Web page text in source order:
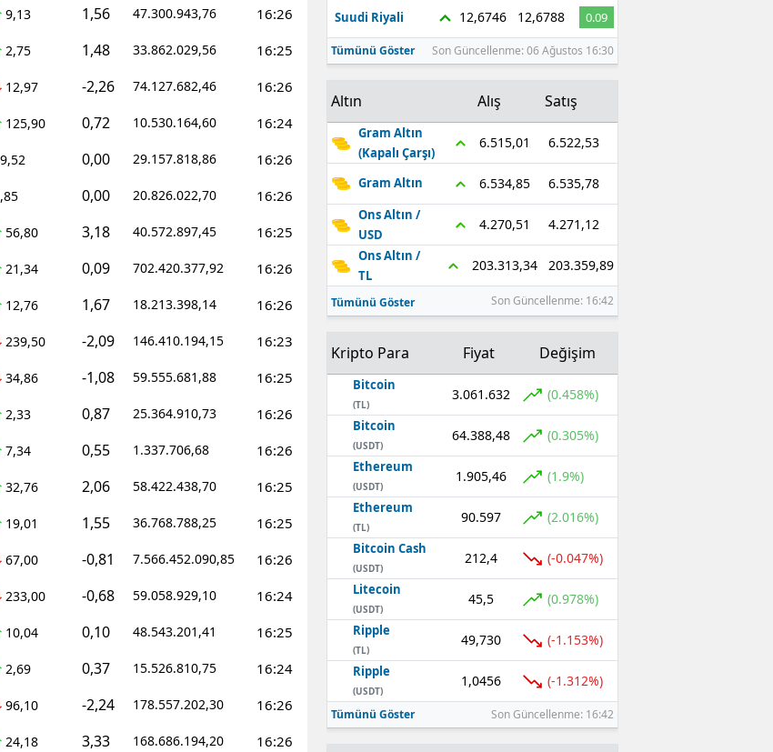
Edirne
Elazığ
Erzincan
9,13 1,56 47.300.943,76 16:26
2,75 1,48 33.862.029,56 16:25
12,97 -2,26 74.127.682,46 16:26
125,90 0,72 10.530.164,60 16:24
0,00 29.157.818,86 16:26
0,00 20.826.022,70 16:26
56,80 3,18 40.572.897,45 16:25
21,34 0,09 702.420.377,92 16:26
12,76 1,67 18.213.398,14 16:26
239,50 -2,09 146.410.194,15 16:23
34,86 -1,08 59.555.681,88 16:25
2,33 0,87 25.364.910,73 16:26
7,34 0,55 1.337.706,68 16:26
32,76 2,06 58.422.438,70 16:25
19,01 1,55 36.768.788,25 16:25
67,00 -0,81 7.566.452.090,85 16:26
233,00 -0,68 59.058.929,10 16:24
10,04 0,10 48.543.201,41 16:25
2,69 0,37 15.526.810,75 16:24
96,10 -2,24 178.557.202,30 16:26
24,18 3,33 168.686.194,20 16:26
Suudi Riyali 12,6746 12,6788 0.09
Tümünü Göster Son Güncellenme: 06 Ağustos 16:30
Altın Alış Satış
Gram Altın
(Kapalı Çarşı)
6.515,01 6.522,53
Gram Altın 6.534,85 6.535,78
Ons Altın /
USD
4.270,51 4.271,12
Ons Altın /
TL
203.313,34 203.359,89
Tümünü Göster Son Güncellenme: 16:42
Kripto Para Fiyat Değişim
Bitcoin
(TL)
3.061.632 (0.458%)
Bitcoin
(USDT)
64.388,48 (0.305%)
Ethereum
(USDT)
1.905,46 (1.9%)
Ethereum
(TL)
90.597 (2.016%)
Bitcoin Cash
(USDT)
212,4 (-0.047%)
Litecoin
(USDT)
45,5 (0.978%)
Ripple
(TL)
49,730 (-1.153%)
Ripple
(USDT)
1,0456 (-1.312%)
Tümünü Göster Son Güncellenme: 16:42